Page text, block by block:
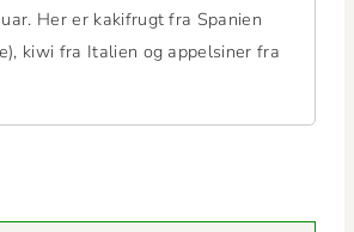
Her er kak­ifrugt fra Spanien
kiwi fra Ital­ien og appelsin­er fra